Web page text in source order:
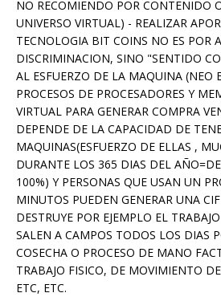
NO RECOMIENDO POR CONTENIDO
UNIVERSO VIRTUAL) - REALIZAR
TECNOLOGIA BIT COINS NO ES POR
DISCRIMINACION, SINO "SENTIDO
AL ESFUERZO DE LA MAQUINA (NEO
PROCESOS DE PROCESADORES Y
VIRTUAL PARA GENERAR COMPRA
DEPENDE DE LA CAPACIDAD DE
MAQUINAS(ESFUERZO DE ELLAS ,
DURANTE LOS 365 DIAS DEL
100%) Y PERSONAS QUE USAN UN
MINUTOS PUEDEN GENERAR UNA
DESTRUYE POR EJEMPLO EL
SALEN A CAMPOS TODOS LOS DIAS
COSECHA O PROCESO DE MANO
TRABAJO FISICO, DE MOVIMIENTO
ETC, ETC.